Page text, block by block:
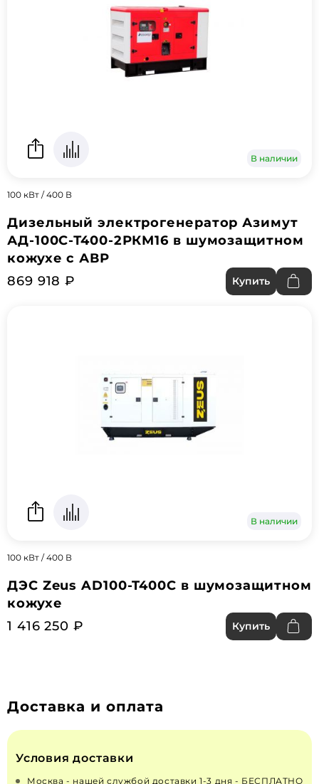
В наличии
100 кВт / 400 В
Дизельный электрогенератор Азимут
АД-100С-Т400-2РКМ16 в шумозащитном
кожухе с АВР
869 918 ₽
Купить
В наличии
100 кВт / 400 В
ДЭС Zeus AD100-T400C в шумозащитном
кожухе
1 416 250 ₽
Купить
Доставка и оплата
Условия доставки
Москва - нашей службой доставки 1-3 дня - БЕСПЛАТНО